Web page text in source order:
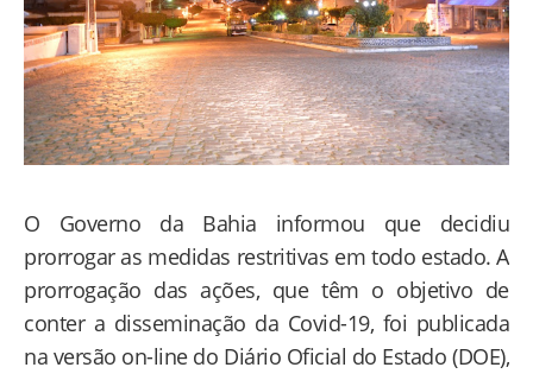
O Governo da Bahia informou que decidiu
prorrogar as medidas restritivas em todo estado. A
prorrogação das ações, que têm o objetivo de
conter a disseminação da Covid-19, foi publicada
na versão on-line do Diário Oficial do Estado (DOE),